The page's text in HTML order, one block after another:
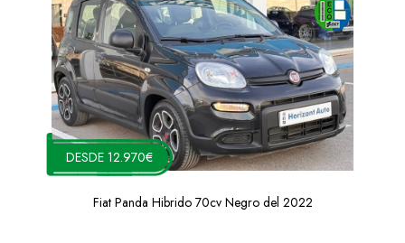
DESDE 12.970€
Fiat Panda Hibrido 70cv Negro del 2022